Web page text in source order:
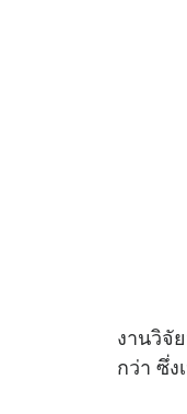
งานวิจั
กว่า ซึ่